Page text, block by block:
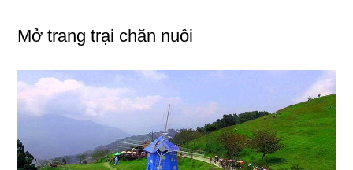
Mở trang trại chăn nuôi